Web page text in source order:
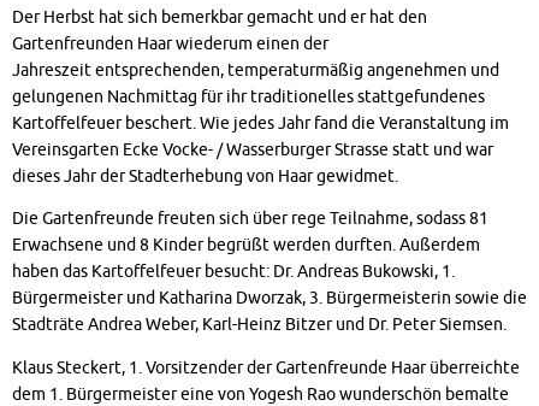
Der Herbst hat sich bemerkbar gemacht und er hat den
Gartenfreunden Haar wiederum einen der
Jahreszeit entsprechenden, temperaturmäßig angenehmen und
gelungenen Nachmittag für ihr traditionelles stattgefundenes
Kartoffelfeuer beschert. Wie jedes Jahr fand die Veranstaltung im
Vereinsgarten Ecke Vocke- / Wasserburger Strasse statt und war
dieses Jahr der Stadterhebung von Haar gewidmet.
Die Gartenfreunde freuten sich über rege Teilnahme, sodass 81
Erwachsene und 8 Kinder begrüßt werden durften. Außerdem
haben das Kartoffelfeuer besucht: Dr. Andreas Bukowski, 1.
Bürgermeister und Katharina Dworzak, 3. Bürgermeisterin sowie die
Stadträte Andrea Weber, Karl-Heinz Bitzer und Dr. Peter Siemsen.
Klaus Steckert, 1. Vorsitzender der Gartenfreunde Haar überreichte
dem 1. Bürgermeister eine von Yogesh Rao wunderschön bemalte